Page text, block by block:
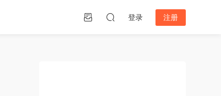
登录 注册